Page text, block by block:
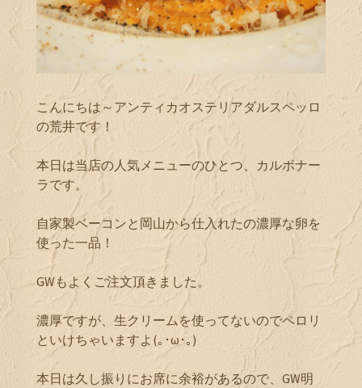
こんにちは～アンティカオステリアダルスペッロ
の荒井です！
本日は当店の人気メニューのひとつ、カルボナー
ラです。
自家製ベーコンと岡山から仕入れたの濃厚な卵を
使った一品！
GWもよくご注文頂きました。
濃厚ですが、生クリームを使ってないのでペロリ
といけちゃいますよ(｡･ω･｡)
本日は久し振りにお席に余裕があるので、GW明